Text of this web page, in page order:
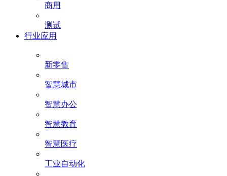
商用
测试
行业应用
新零售
智慧城市
智慧办公
智慧教育
智慧医疗
工业自动化